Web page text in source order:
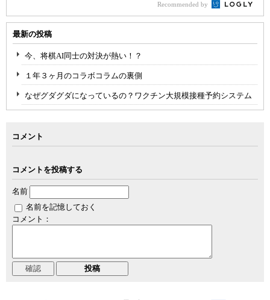
Recommended by
最新の投稿
今、将棋AI同士の対決が熱い！？
１年３ヶ月のコラボコラムの裏側
なぜグダグダになっているの？ワクチン大規模接種予約システム
コメント
コメントを投稿する
名前
名前を記憶しておく
コメント：